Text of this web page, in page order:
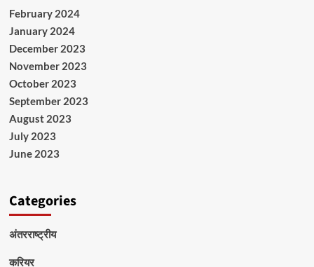
February 2024
January 2024
December 2023
November 2023
October 2023
September 2023
August 2023
July 2023
June 2023
Categories
अंतरराष्ट्रीय
करियर